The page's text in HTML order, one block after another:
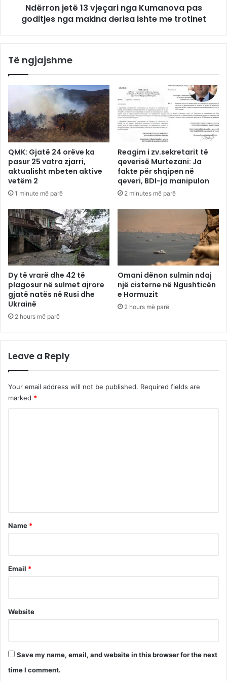
Ndërron jetë 13 vjeçari nga Kumanova pas
goditjes nga makina derisa ishte me trotinet
Të ngjajshme
QMK: Gjatë 24 orëve ka
pasur 25 vatra zjarri,
aktualisht mbeten aktive
vetëm 2
1 minute më parë
Reagim i zv.sekretarit të
qeverisë Murtezani: Ja
fakte për shqipen në
qeveri, BDI-ja manipulon
2 minutes më parë
Dy të vrarë dhe 42 të
plagosur në sulmet ajrore
gjatë natës në Rusi dhe
Ukrainë
2 hours më parë
Omani dënon sulmin ndaj
një cisterne në Ngushticën
e Hormuzit
2 hours më parë
Leave a Reply
Your email address will not be published. Required fields are
marked *
*
Name *
Email *
Website
Save my name, email, and website in this browser for the next
time I comment.